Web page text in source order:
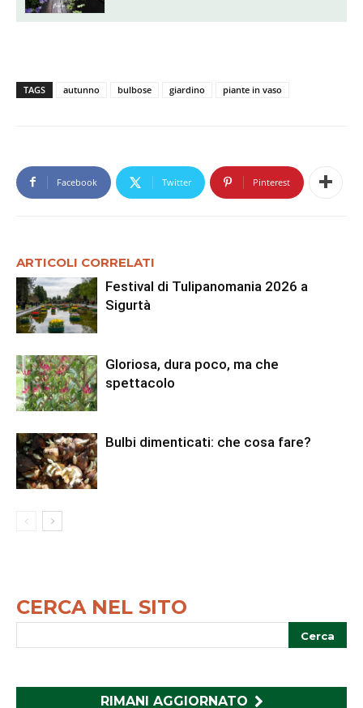
TAGS autunno bulbose giardino piante in vaso
Facebook Twitter Pinterest
ARTICOLI CORRELATI
Festival di Tulipanomania 2026 a
Sigurtà
Gloriosa, dura poco, ma che
spettacolo
Bulbi dimenticati: che cosa fare?
CERCA NEL SITO
RIMANI AGGIORNATO